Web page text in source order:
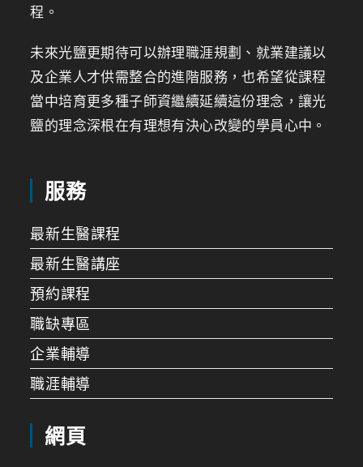
程。
未來光鹽更期待可以辦理職涯規劃、就業建議以
及企業人才供需整合的進階服務，也希望從課程
當中培育更多種子師資繼續延續這份理念，讓光
鹽的理念深根在有理想有決心改變的學員心中。
服務
最新生醫課程
最新生醫講座
預約課程
職缺專區
企業輔導
職涯輔導
網頁